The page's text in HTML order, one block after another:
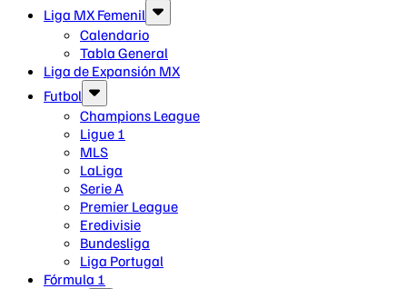
Liga MX Femenil
Calendario
Tabla General
Liga de Expansión MX
Futbol
Champions League
Ligue 1
MLS
LaLiga
Serie A
Premier League
Eredivisie
Bundesliga
Liga Portugal
Fórmula 1